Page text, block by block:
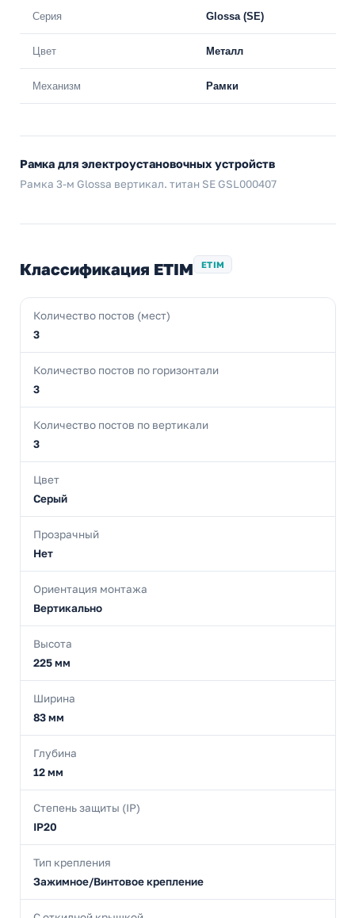
Серия Glossa (SE)
Цвет Металл
Механизм Рамки
Рамка для электроустановочных устройств
Рамка 3-м Glossa вертикал. титан SE GSL000407
Классификация ETIM ETIM
Количество постов (мест)
3
Количество постов по горизонтали
3
Количество постов по вертикали
3
Цвет
Серый
Прозрачный
Нет
Ориентация монтажа
Вертикально
Высота
225 мм
Ширина
83 мм
Глубина
12 мм
Степень защиты (IP)
IP20
Тип крепления
Зажимное/Винтовое крепление